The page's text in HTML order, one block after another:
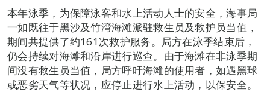
本年泳季，为保障泳客和水上活动人士的安全，海事局
一如既往于黑沙及竹湾海滩派驻救生员及救护员当值，
期间共提供了约161次救护服务。局方在泳季结束后，
仍会持续对海滩和沿岸进行巡查。由于海滩在非泳季期
间没有救生员当值，局方呼吁海滩的使用者，如遇黑球
或恶劣天气等状况，应停止进行水上活动，以保安全。